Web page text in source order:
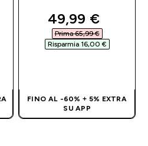
discounted
49,99 €‎
Prima 65,99 €‎
Risparmia 16,00 €‎
FINO AL -60% + 5% EXTRA
SU APP